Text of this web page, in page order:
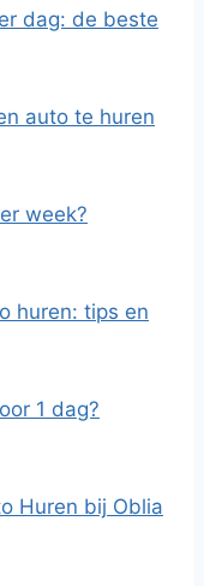
dag: de beste
auto te huren
week?
huren: tips en
1 dag?
Huren bij Oblia